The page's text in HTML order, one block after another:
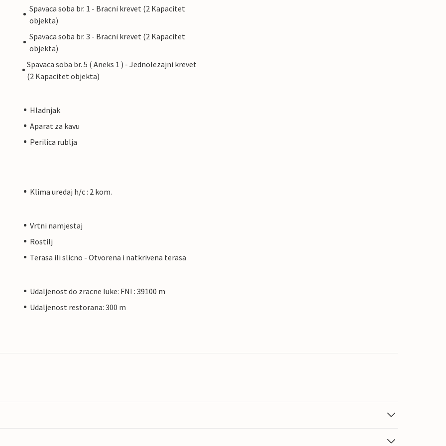
Spavaca soba br. 1 - Bracni krevet (2 Kapacitet
objekta)
Spavaca soba br. 3 - Bracni krevet (2 Kapacitet
objekta)
Spavaca soba br. 5 ( Aneks 1 ) - Jednolezajni krevet
(2 Kapacitet objekta)
Hladnjak
Aparat za kavu
Perilica rublja
Klima uredaj h/c : 2 kom.
Vrtni namjestaj
Rostilj
Terasa ili slicno - Otvorena i natkrivena terasa
Udaljenost do zracne luke: FNI : 39100 m
Udaljenost restorana: 300 m